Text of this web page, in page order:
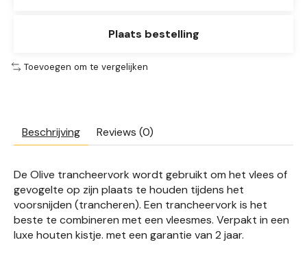
Plaats bestelling
Toevoegen om te vergelijken
Beschrijving Reviews (0)
De Olive trancheervork wordt gebruikt om het vlees of
gevogelte op zijn plaats te houden tijdens het
voorsnijden (trancheren). Een trancheervork is het
beste te combineren met een vleesmes. Verpakt in een
luxe houten kistje. met een garantie van 2 jaar.